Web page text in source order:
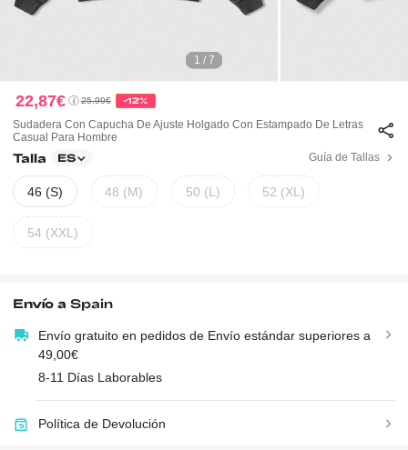
1 / 7
22,87€ 25,99€ -12%
Sudadera Con Capucha De Ajuste Holgado Con Estampado De Letras
Casual Para Hombre
Talla ES Guía de Tallas
46 (S) 48 (M) 50 (L) 52 (XL)
54 (XXL)
Envío aSpain
Envío gratuito en pedidos de Envío estándar superiores a
49,00€
8-11 Días Laborables
Política de Devolución